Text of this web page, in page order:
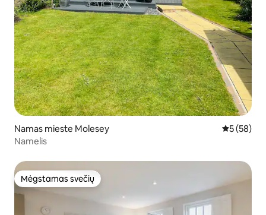
Namas mieste Molesey Vidutinis
5 (58)
Namelis
Mėgstamas svečių
Mėgstamas svečių